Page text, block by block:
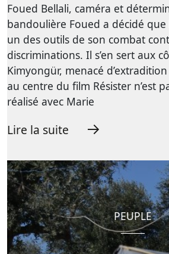
Foued Bellali, caméra et
bandoulière Foued a décidé
un des outils de son combat
discriminations. Il s’en sert aux
Kimyongür, menacé
au centre du film Résister n’est
réalisé avec Marie
Lire la suite
PEUPLE